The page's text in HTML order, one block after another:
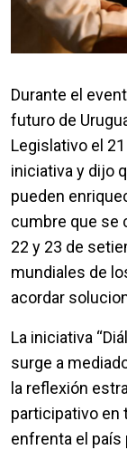
Durante el
futuro de
Legislativo el
iniciativa y dijo
pueden
cumbre que se
22 y 23 de
mundiales de
acordar
La iniciativa
surge a
la reflexión
participativo en
enfrenta el país